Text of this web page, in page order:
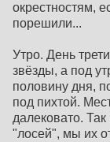
окрестностям,
порешили...
Утро. День
звёзды, а под
половину дня,
под пихтой.
далековато.
"лосей", мы их